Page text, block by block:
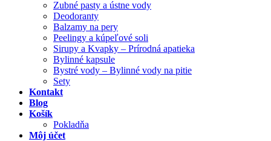
Zubné pasty a ústne vody
Deodoranty
Balzamy na pery
Peelingy a kúpeľové soli
Sirupy a Kvapky – Prírodná apatieka
Bylinné kapsule
Bystré vody – Bylinné vody na pitie
Sety
Kontakt
Blog
Košík
Pokladňa
Môj účet